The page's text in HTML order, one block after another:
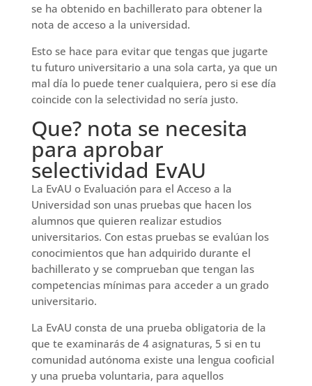
se ha obtenido en bachillerato para obtener la
nota de acceso a la universidad.
Esto se hace para evitar que tengas que jugarte
tu futuro universitario a una sola carta, ya que un
mal día lo puede tener cualquiera, pero si ese día
coincide con la selectividad no sería justo.
Que? nota se necesita
para aprobar
selectividad EvAU
La EvAU o Evaluación para el Acceso a la
Universidad son unas pruebas que hacen los
alumnos que quieren realizar estudios
universitarios. Con estas pruebas se evalúan los
conocimientos que han adquirido durante el
bachillerato y se comprueban que tengan las
competencias mínimas para acceder a un grado
universitario.
La EvAU consta de una prueba obligatoria de la
que te examinarás de 4 asignaturas, 5 si en tu
comunidad autónoma existe una lengua cooficial
y una prueba voluntaria, para aquellos